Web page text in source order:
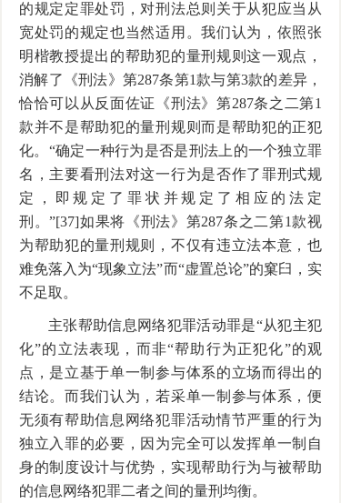
的规定定罪处罚，对刑法总则关于从犯应当从
宽处罚的规定也当然适用。我们认为，依照张
明楷教授提出的帮助犯的量刑规则这一观点，
消解了《刑法》第287条第1款与第3款的差异，
恰恰可以从反面佐证《刑法》第287条之二第1
款并不是帮助犯的量刑规则而是帮助犯的正犯
化。“确定一种行为是否是刑法上的一个独立罪
名，主要看刑法对这一行为是否作了罪刑式规
定，即规定了罪状并规定了相应的法定
刑。”[37]如果将《刑法》第287条之二第1款视
为帮助犯的量刑规则，不仅有违立法本意，也
难免落入为“现象立法”而“虚置总论”的窠臼，实
不足取。
主张帮助信息网络犯罪活动罪是“从犯主犯
化”的立法表现，而非“帮助行为正犯化”的观
点，是立基于单一制参与体系的立场而得出的
结论。而我们认为，若采单一制参与体系，便
无须有帮助信息网络犯罪活动情节严重的行为
独立入罪的必要，因为完全可以发挥单一制自
身的制度设计与优势，实现帮助行为与被帮助
的信息网络犯罪二者之间的量刑均衡。